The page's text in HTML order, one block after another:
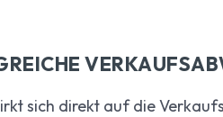
sich direkt auf die